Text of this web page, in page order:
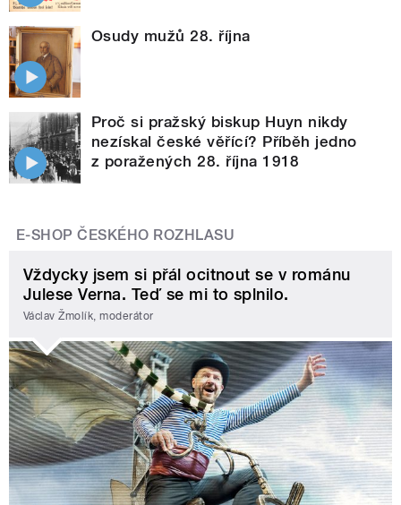
Osudy mužů 28. října
Proč si pražský biskup Huyn nikdy
nezískal české věřící? Příběh jedno
z poražených 28. října 1918
E-SHOP ČESKÉHO ROZHLASU
Vždycky jsem si přál ocitnout se v románu
Julese Verna. Teď se mi to splnilo.
Václav Žmolík, moderátor